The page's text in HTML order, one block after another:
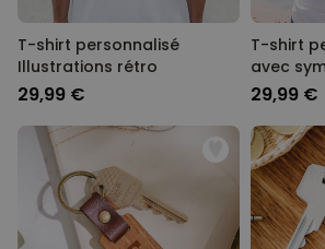
T-shirt personnalisé
Illustrations rétro
29,99 €
T-shirt
avec
29,99 €
COMMERCIALISATION